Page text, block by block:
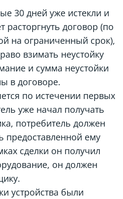
30 дней уже истекли и
расторгнуть договор (по
на ограниченный срок),
взимать неустойку
и сумма неустойки
в договоре.
по истечении первых
уже начал получать
потребитель должен
предоставленной ему
сделки он получил
он должен
устройства были